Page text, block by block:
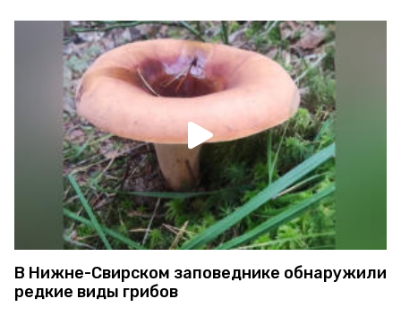
В Нижне-Свирском заповеднике обнаружили
редкие виды грибов